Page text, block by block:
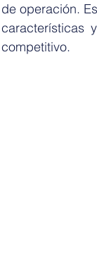
de operación.
características
competitivo.